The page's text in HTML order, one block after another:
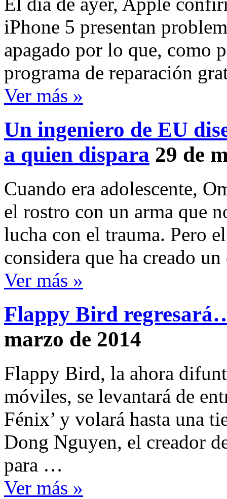
iPhone 5 presentan
apagado por lo que, como
programa de reparación
Ver más »
Un ingeniero de EU
a quien dispara 29 de
Cuando era adolescente,
el rostro con un arma que
lucha con el trauma. Pero
considera que ha creado
Ver más »
Flappy Bird
marzo de 2014
Flappy Bird, la ahora
móviles, se levantará de
Fénix’ y volará hasta una
Dong Nguyen, el creador
para …
Ver más »